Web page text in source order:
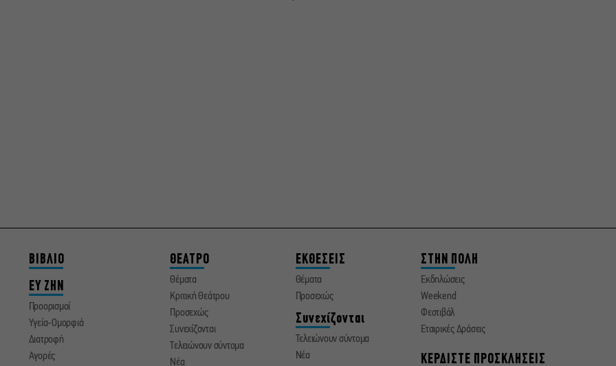
ΒΙΒΛΙΟ
ΕΥ ΖΗΝ
Προορισμοί
Υγεία-Ομορφιά
Διατροφή
Αγορές
ΘΕΑΤΡΟ
Θέματα
Κριτική Θεάτρου
Προσεχώς
Συνεχίζονται
Τελειώνουν σύντομα
Νέα
ΕΚΘΕΣΕΙΣ
Θέματα
Προσεχώς
Συνεχίζονται
Τελειώνουν σύντομα
Νέα
ΣΤΗΝ ΠΟΛΗ
Εκδηλώσεις
Weekend
Φεστιβάλ
Εταιρικές Δράσεις
ΚΕΡΔΙΣΤΕ ΠΡΟΣΚΛΗΣΕΙΣ